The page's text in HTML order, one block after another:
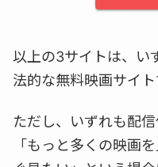
以上の3サイトは、い
法的な無料映画サイト
ただし、いずれも配
「もっと多くの映画